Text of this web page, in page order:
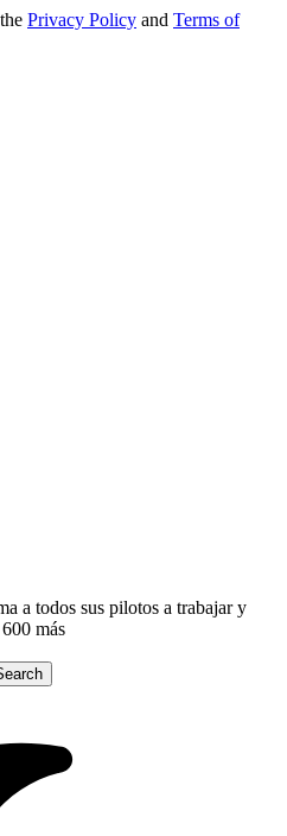
Privacy Policy and Terms of
a todos sus pilotos a trabajar y
más